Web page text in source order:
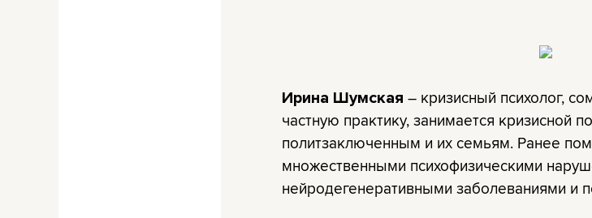
Ирина Шумская – кризисный психолог,
частную практику, занимается кризисной
политзаключенным и их семьям. Ранее
множественными психофизическими
нейродегенеративными заболеваниями и